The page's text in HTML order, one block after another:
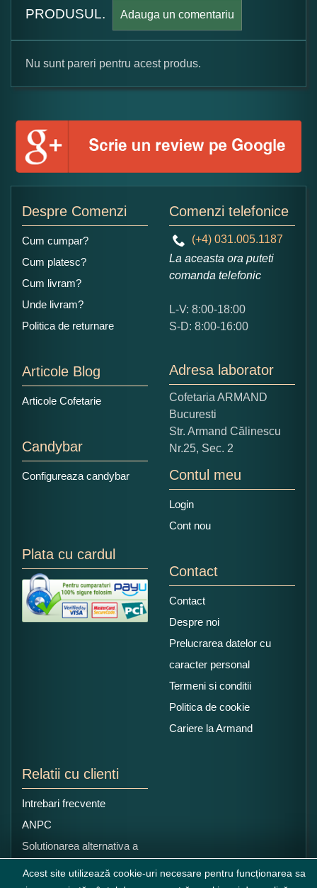
PRODUSUL.
Adauga un comentariu
Formular pareri client
Numele dumneavoastra:
Ce nota acordati acestui produs?
5
Copiati alaturi numarul din imagine:
Nu sunt pareri pentru acest produs.
Despre Comenzi
Cum cumpar?
Cum platesc?
Cum livram?
Unde livram?
Politica de returnare
Articole Blog
Articole Cofetarie
Candybar
Configureaza candybar
Comenzi telefonice
(+4) 031.005.1187
La aceasta ora puteti
comanda telefonic
L-V: 8:00-18:00
S-D: 8:00-16:00
Adresa laborator
Cofetaria ARMAND
Bucuresti
Str. Armand Călinescu
Nr.25, Sec. 2
Contul meu
Login
Cont nou
Plata cu cardul
Contact
Contact
Despre noi
Prelucrarea datelor cu
caracter personal
Termeni si conditii
Politica de cookie
Cariere la Armand
Relatii cu clienti
Intrebari frecvente
ANPC
Solutionarea alternativa a
litigiilor
Acest site utilizează cookie-uri necesare pentru funcționarea sa